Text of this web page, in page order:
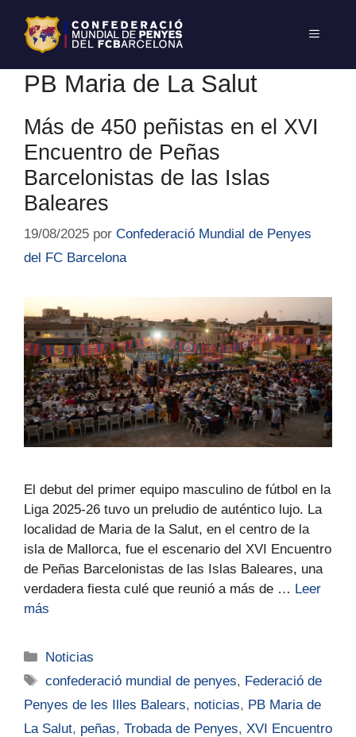
PB Maria de La Salut
Más de 450 peñistas en el XVI
Encuentro de Peñas
Barcelonistas de las Islas
Baleares
19/08/2025 por Confederació Mundial de Penyes
del FC Barcelona
El debut del primer equipo masculino de fútbol en la
Liga 2025-26 tuvo un preludio de auténtico lujo. La
localidad de Maria de la Salut, en el centro de la
isla de Mallorca, fue el escenario del XVI Encuentro
de Peñas Barcelonistas de las Islas Baleares, una
verdadera fiesta culé que reunió a más de … Leer
más
Noticias
confederació mundial de penyes, Federació de
Penyes de les Illes Balears, noticias, PB Maria de
La Salut, peñas, Trobada de Penyes, XVI Encuentro